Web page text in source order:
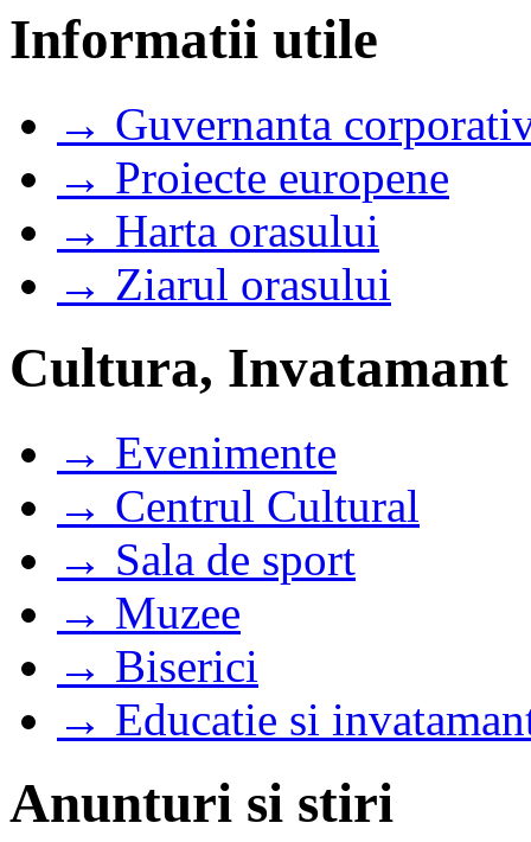
Informatii utile
→ Guvernanta
→ Proiecte europene
→ Harta orasului
→ Ziarul orasului
Cultura, Invatamant
→ Evenimente
→ Centrul Cultural
→ Sala de sport
→ Muzee
→ Biserici
→ Educatie si
Anunturi si stiri